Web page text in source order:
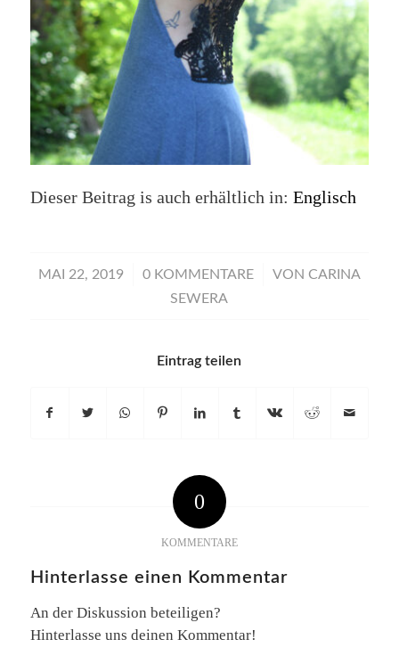
Dieser Beitrag is auch erhältlich in: Englisch
MAI 22, 2019
/ 0 KOMMENTARE
/ VON CARINA
SEWERA
Eintrag teilen
0
KOMMENTARE
Hinterlasse einen Kommentar
An der Diskussion beteiligen?
Hinterlasse uns deinen Kommentar!